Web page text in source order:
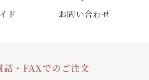
ド お問い合わせ
話・FAXでのご注文